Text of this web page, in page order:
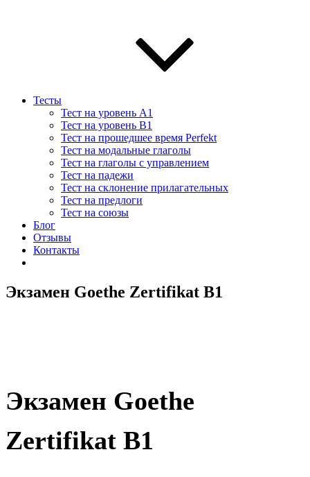
Тесты
Тест на уровень A1
Тест на уровень B1
Тест на прошедшее время Perfekt
Тест на модальные глаголы
Тест на глаголы с управлением
Тест на падежи
Тест на склонение прилагательных
Тест на предлоги
Тест на союзы
Блог
Отзывы
Контакты
Экзамен Goethe Zertifikat B1
Экзамен Goethe
Zertifikat B1